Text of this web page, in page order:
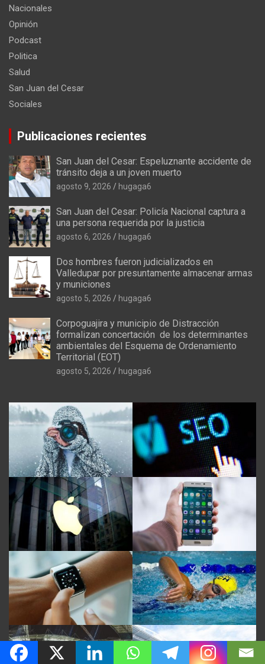
Nacionales
Opinión
Podcast
Politica
Salud
San Juan del Cesar
Sociales
Publicaciones recientes
San Juan del Cesar: Espeluznante accidente de
tránsito deja a un joven muerto
agosto 9, 2026 hugaga6
San Juan del Cesar: Policía Nacional captura a
una persona requerida por la justicia
agosto 6, 2026 hugaga6
Dos hombres fueron judicializados en
Valledupar por presuntamente almacenar armas
y municiones
agosto 5, 2026 hugaga6
Corpoguajira y municipio de Distracción
formalizan concertación de los determinantes
ambientales del Esquema de Ordenamiento
Territorial (EOT)
agosto 5, 2026 hugaga6